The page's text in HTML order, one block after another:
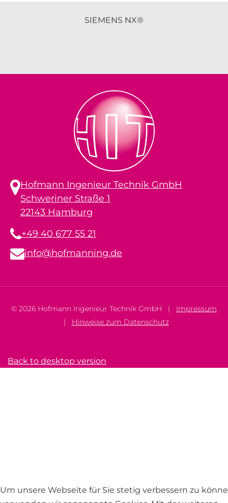
SIEMENS NX®
Hofmann Ingenieur Technik GmbH
Schweriner Straße 1
22143 Hamburg
+49 40 677 55 21
info@hofmanning.de
© 2026 Hofmann Ingenieur Technik GmbH | Impressum
| Hinweise zum Datenschutz
Back to desktop version
Um unsere Webseite für Sie stetig verbessern zu